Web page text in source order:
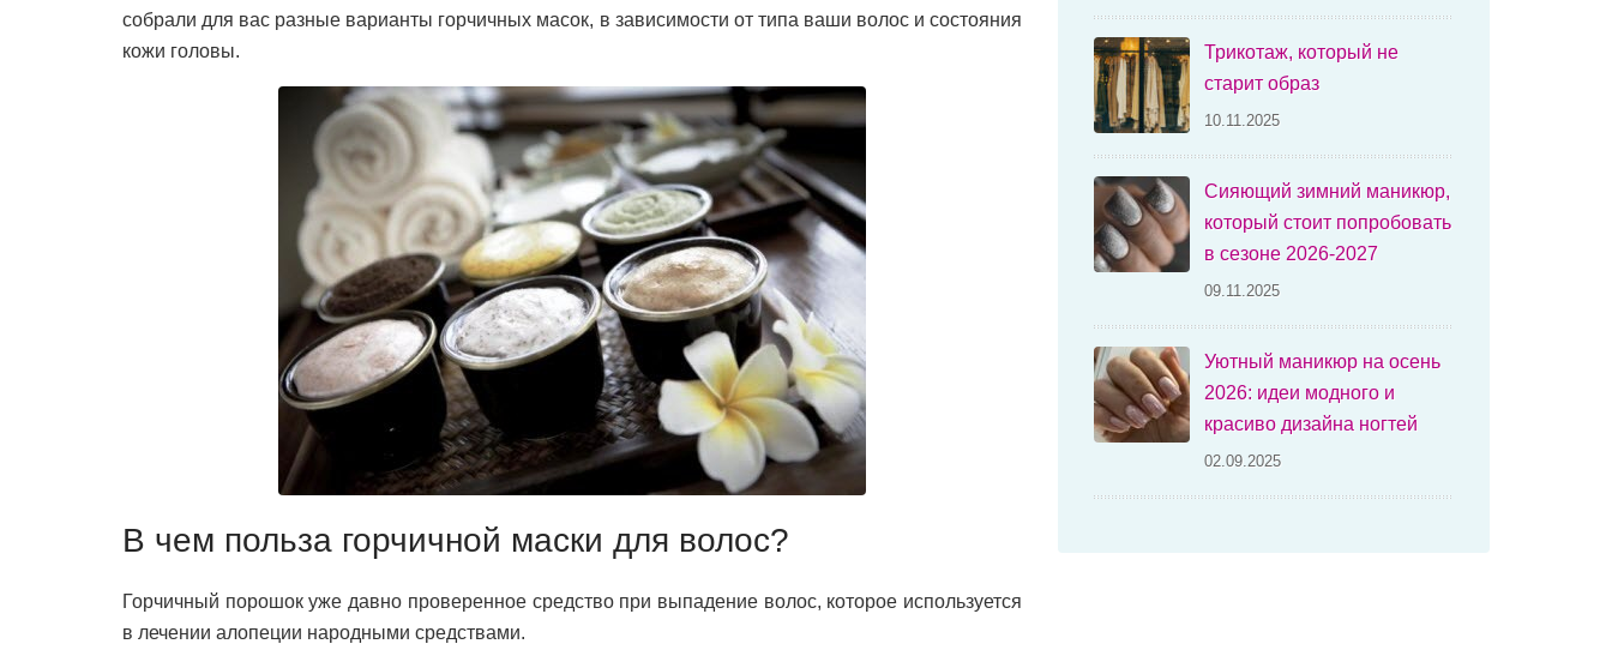
собрали для вас разные варианты горчичных масок, в зависимости от типа ваши волос и состояния
кожи головы.
В чем польза горчичной маски для волос?
Горчичный порошок уже давно проверенное средство при выпадение волос, которое используется
в лечении алопеции народными средствами.
Трикотаж, который не
старит образ
10.11.2025
Сияющий зимний маникюр,
который стоит попробовать
в сезоне 2026-2027
09.11.2025
Уютный маникюр на осень
2026: идеи модного и
красиво дизайна ногтей
02.09.2025